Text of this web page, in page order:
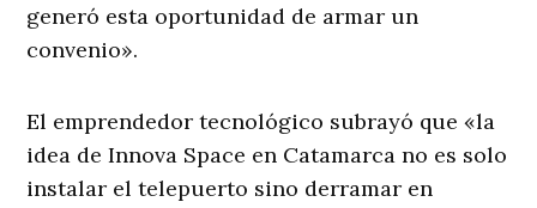
generó esta oportunidad de armar un
convenio».
El emprendedor tecnológico subrayó que «la
idea de Innova Space en Catamarca no es solo
instalar el telepuerto sino derramar en